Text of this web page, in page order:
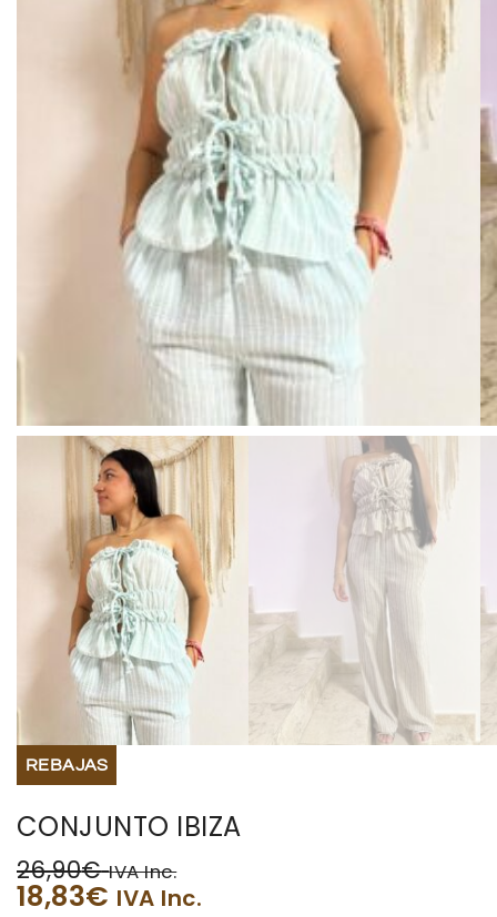
PERFUMES
BISUTERIA
BOLSOS Y MONEDEROS
CALZADO
COMPLEMENTOS
TECNOLOGIA
HOGAR
TARJETAS REGALO
REBAJAS
CONJUNTO IBIZA
26,90€ IVA Inc.
18,83€ IVA Inc.